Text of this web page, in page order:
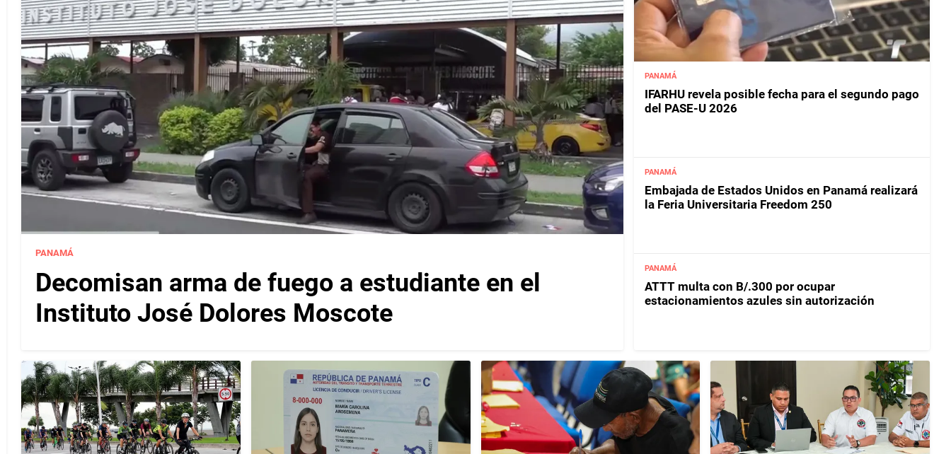
PANAMÁ
Decomisan arma de fuego a estudiante en el
Instituto José Dolores Moscote
PANAMÁ
IFARHU revela posible fecha para el segundo pago
del PASE-U 2026
PANAMÁ
Embajada de Estados Unidos en Panamá realizará
la Feria Universitaria Freedom 250
PANAMÁ
ATTT multa con B/.300 por ocupar
estacionamientos azules sin autorización